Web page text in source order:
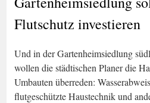
Flutschutz investieren
Und in der Gartenheimsiedlung
wollen die städtischen Planer die
Umbauten überreden:
flutgeschützte Haustechnik und